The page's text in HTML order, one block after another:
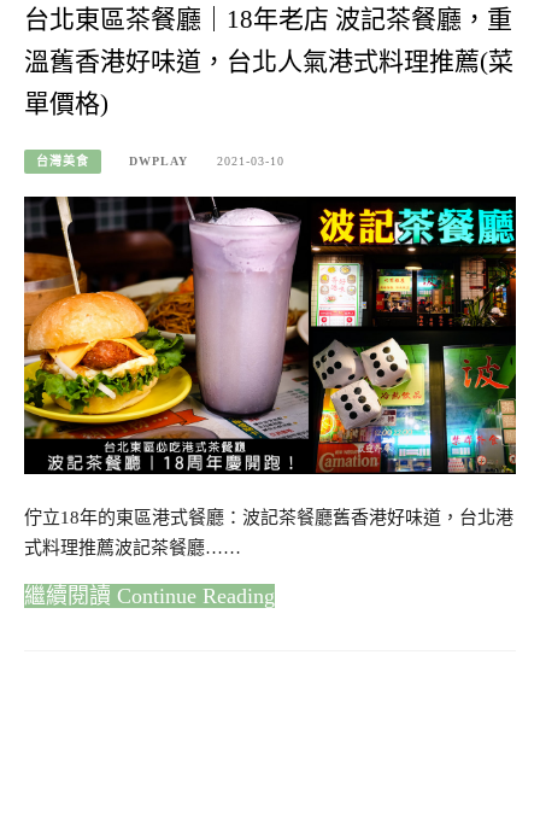
台北東區茶餐廳｜18年老店 波記茶餐廳，重
溫舊香港好味道，台北人氣港式料理推薦(菜
單價格)
台灣美食 DWPLAY 2021-03-10
佇立18年的東區港式餐廳：波記茶餐廳舊香港好味道，台北港
式料理推薦波記茶餐廳……
Continue Reading